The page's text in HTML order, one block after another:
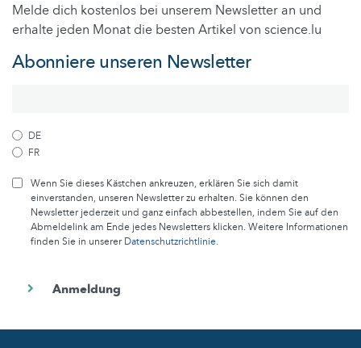
Melde dich kostenlos bei unserem Newsletter an und
erhalte jeden Monat die besten Artikel von science.lu
Abonniere unseren Newsletter
DE
FR
Wenn Sie dieses Kästchen ankreuzen, erklären Sie sich damit
einverstanden, unseren Newsletter zu erhalten. Sie können den
Newsletter jederzeit und ganz einfach abbestellen, indem Sie auf den
Abmeldelink am Ende jedes Newsletters klicken. Weitere Informationen
finden Sie in unsererDatenschutzrichtlinie.